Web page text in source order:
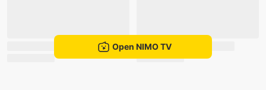
Open NIMO TV